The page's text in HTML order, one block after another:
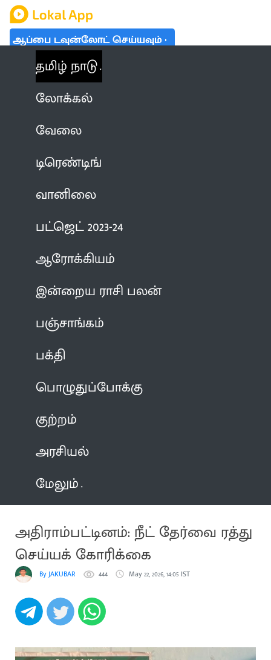
ஆப்பை டவுன்லோட் செய்யவும்
தமிழ் நாடு
லோக்கல்
வேலை
டிரெண்டிங்
வானிலை
பட்ஜெட் 2023-24
ஆரோக்கியம்
இன்றைய ராசி பலன்
பஞ்சாங்கம்
பக்தி
பொழுதுப்போக்கு
குற்றம்
அரசியல்
மேலும்
அதிராம்பட்டினம்: நீட் தேர்வை ரத்து
செய்யக் கோரிக்கை
By JAKUBAR 444 May 22, 2026, 14:05 IST